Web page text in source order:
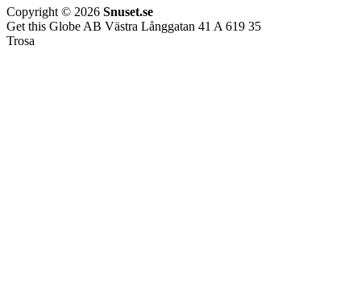
Copyright © 2026 Snuset.se
Get this Globe AB Västra Långgatan 41 A 619 35
Trosa